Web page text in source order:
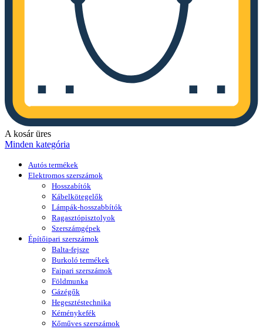
A kosár üres
Minden kategória
Autós termékek
Elektromos szerszámok
Hosszabítók
Kábelkötegelők
Lámpák-hosszabbítók
Ragasztópisztolyok
Szerszámgépek
Építőipari szerszámok
Balta-fejsze
Burkoló termékek
Faipari szerszámok
Földmunka
Gázégők
Hegesztéstechnika
Kéménykefék
Kőműves szerszámok